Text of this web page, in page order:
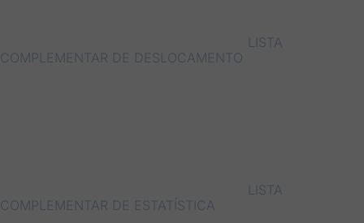
LISTA
COMPLEMENTAR DE DESLOCAMENTO
LISTA
COMPLEMENTAR DE ESTATÍSTICA